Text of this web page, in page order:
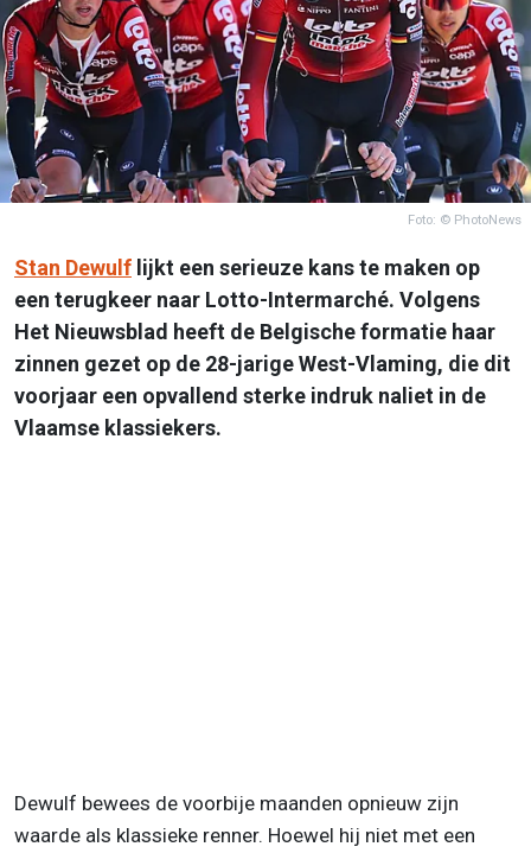
Foto: © PhotoNews
Stan Dewulf lijkt een serieuze kans te maken op
een terugkeer naar Lotto-Intermarché. Volgens
Het Nieuwsblad heeft de Belgische formatie haar
zinnen gezet op de 28-jarige West-Vlaming, die dit
voorjaar een opvallend sterke indruk naliet in de
Vlaamse klassiekers.
Dewulf bewees de voorbije maanden opnieuw zijn
waarde als klassieke renner. Hoewel hij niet met een